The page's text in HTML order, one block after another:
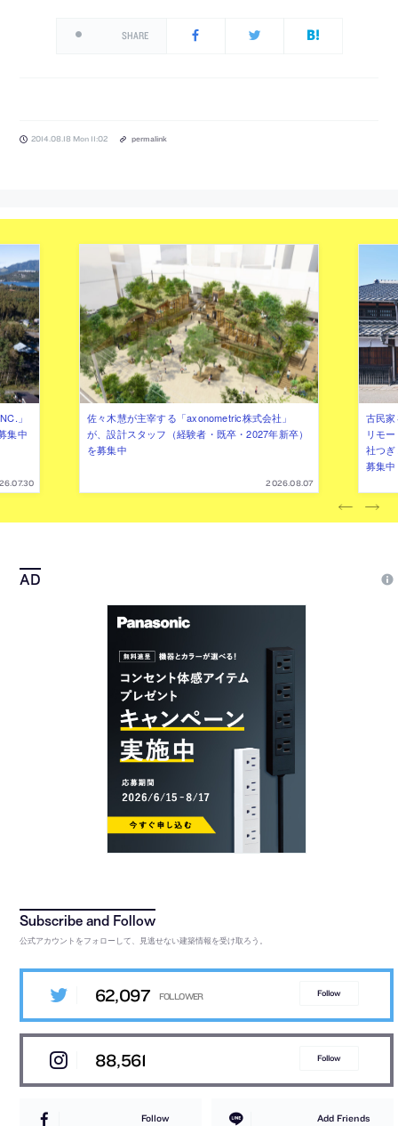
SHARE
2014.08.18 Mon 11:02 permalink
」
集中
佐々木慧が主宰する「axonometric株式会社」
が、設計スタッフ（経験者・既卒・2027年新卒）
を募集中
2026.08.07
古民
リモ
社つ
募集中
公式アカウントをフォローして、見逃せない建築情報を受け取ろう。
62,097 Follow
88,561 Follow
Follow Add Friends